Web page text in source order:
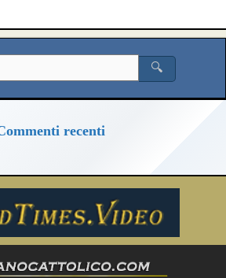
🔍
recenti